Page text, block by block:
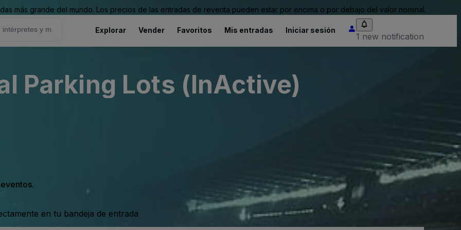
más grande del mundo. Los precios de las entradas de reventa pueden estar por encima o por debajo del valor nominal.
Explorar Vender Favoritos Mis entradas Iniciar sesión
1 new notification
Parking Lots (InActive)
en tu bandeja de entrada